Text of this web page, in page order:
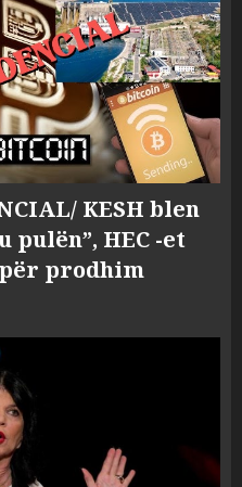
KESH blen
pulën”, HEC -et
prodhim